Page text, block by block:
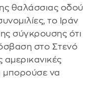
θαλάσσιας οδού
το Ιράν
σύγκρουσης ότι
στο Στενό
μπορούσε να